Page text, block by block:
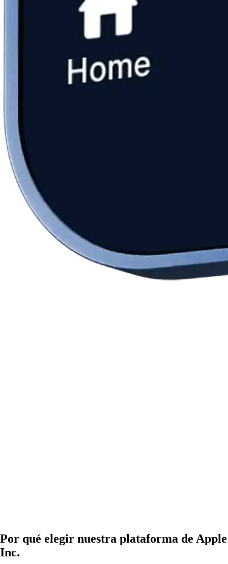
Por qué elegir nuestra plataforma de Apple
Inc.